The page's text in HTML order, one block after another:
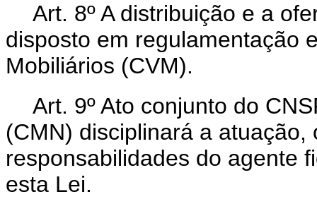
Art. 8º A distribuição e a
disposto em regulamentação
Mobiliários (CVM).
Art. 9º Ato conjunto do
(CMN) disciplinará a
responsabilidades do agente
esta Lei.